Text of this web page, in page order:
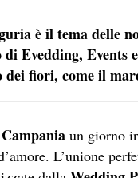
è il tema delle
Evedding,
fiori, come il
un giorno
L’unione